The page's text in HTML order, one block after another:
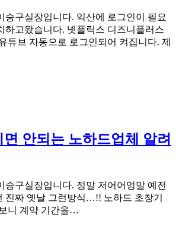
승구실장입니다. 익산에 로그인이 필요
하고왔습니다. 넷플릭스 디즈니플러스
튜브 자동으로 로그인되어 켜집니다. 제
안되는 노하드업체 알려
승구실장입니다. 정말 저어어엉말 예전
진짜 옛날 그런방식…!! 노하드 초창기
니 계약 기간을…